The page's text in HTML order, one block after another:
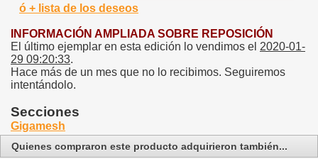
ó + lista de los deseos
INFORMACIÓN AMPLIADA SOBRE REPOSICIÓN
El último ejemplar en esta edición lo vendimos el 2020-01-
29 09:20:33.
Hace más de un mes que no lo recibimos. Seguiremos
intentándolo.
Secciones
Gigamesh
Quienes compraron este producto adquirieron también...